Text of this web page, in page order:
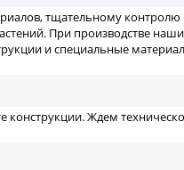
тщательному контролю
При производстве
и специальные
Ждем